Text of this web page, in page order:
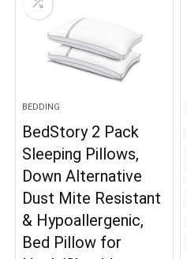
BEDDING
BedStory 2 Pack
Sleeping Pillows,
Down Alternative
Dust Mite Resistant
& Hypoallergenic,
Bed Pillow for